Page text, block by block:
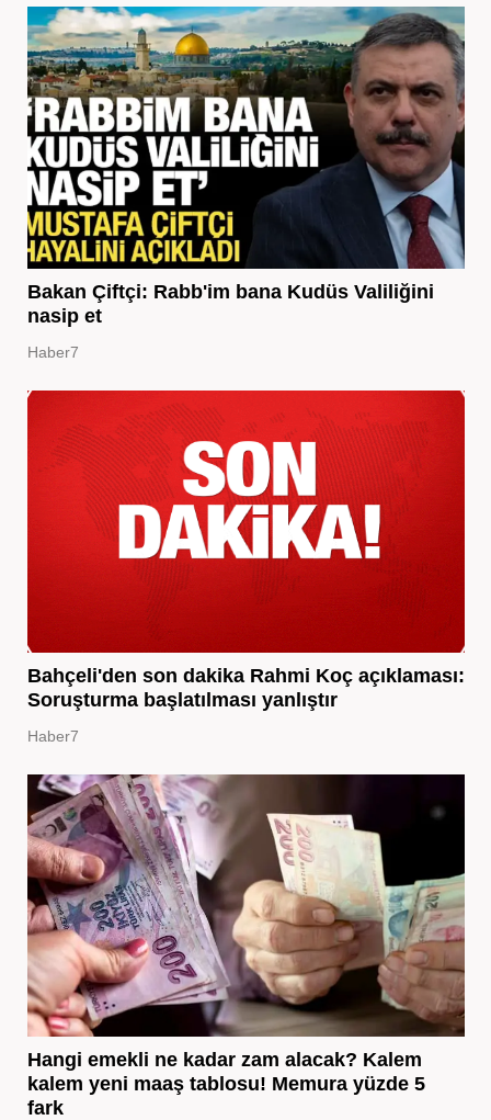
Bakan Çiftçi: Rabb'im bana Kudüs Valiliğini
nasip et
Haber7
Bahçeli'den son dakika Rahmi Koç açıklaması:
Soruşturma başlatılması yanlıştır
Haber7
Hangi emekli ne kadar zam alacak? Kalem
kalem yeni maaş tablosu! Memura yüzde 5
fark